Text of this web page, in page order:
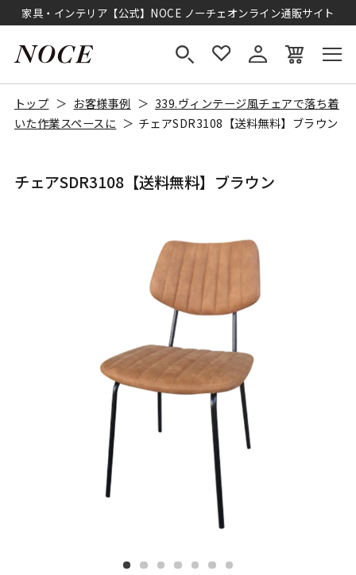
家具・インテリア【公式】NOCE ノーチェオンライン通販サイト
トップ お客様事例
339.ヴィンテージ風チェアで落ち着
いた作業スペースに
チェアSDR3108【送料無料】ブラウン
チェアSDR3108【送料無料】ブラウン